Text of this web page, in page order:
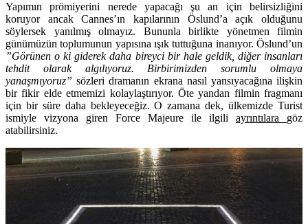
Yapımın prömiyerini nerede yapacağı şu an için belirsizliğini
koruyor ancak Cannes’ın kapılarının Öslund’a açık olduğunu
söylersek yanılmış olmayız. Bununla birlikte yönetmen filmin
günümüzün toplumunun yapısına ışık tuttuğuna inanıyor. Öslund’un
”Görünen o ki giderek daha bireyci bir hale geldik, diğer insanları
tehdit olarak algılıyoruz. Birbirimizden sorumlu olmaya
yanaşmıyoruz” sözleri dramanın ekrana nasıl yansıyacağına ilişkin
bir fikir elde etmemizi kolaylaştırıyor. Öte yandan filmin fragmanı
için bir süre daha bekleyeceğiz. O zamana dek, ülkemizde Turist
ismiyle vizyona giren Force Majeure ile ilgili ayrıntılara göz
atabilirsiniz.